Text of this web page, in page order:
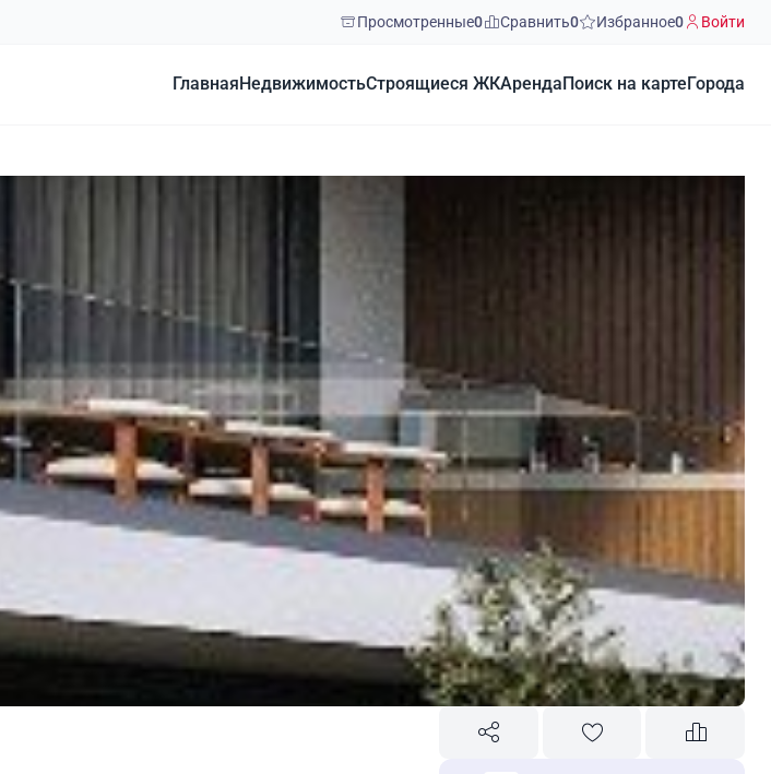
Просмотренные0 Сравнить0 Избранное0 Войти
Главная НедвижимостьСтроящиеся ЖКАренда Поиск на карте Города